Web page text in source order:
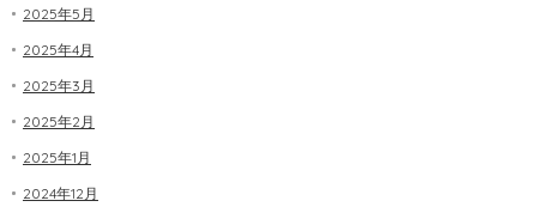
2025年5月
2025年4月
2025年3月
2025年2月
2025年1月
2024年12月